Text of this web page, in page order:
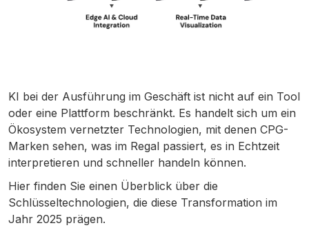
KI bei der Ausführung im Geschäft ist nicht auf ein Tool
oder eine Plattform beschränkt. Es handelt sich um ein
Ökosystem vernetzter Technologien, mit denen CPG-
Marken sehen, was im Regal passiert, es in Echtzeit
interpretieren und schneller handeln können.
Hier finden Sie einen Überblick über die
Schlüsseltechnologien, die diese Transformation im
Jahr 2025 prägen.